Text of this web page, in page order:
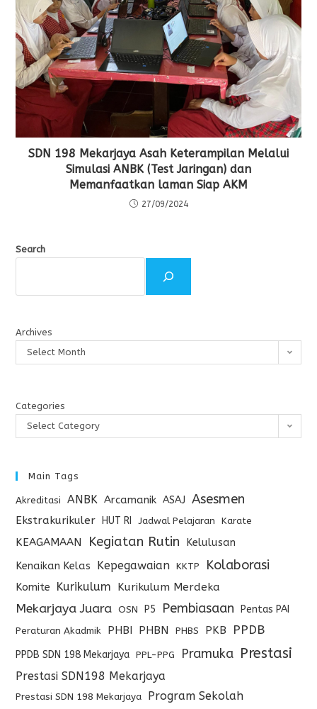
SDN 198 Mekarjaya Asah Keterampilan Melalui
Simulasi ANBK (Test Jaringan) dan
Memanfaatkan laman Siap AKM
27/09/2024
Search
Archives
Select Month
Categories
Select Category
Main Tags
Akreditasi ANBK Arcamanik ASAJ Asesmen
Ekstrakurikuler HUT RI Jadwal Pelajaran Karate
KEAGAMAAN Kegiatan Rutin
Kelulusan
Kenaikan Kelas
Kepegawaian KKTP Kolaborasi
Komite Kurikulum Kurikulum Merdeka
Mekarjaya Juara OSN P5 Pembiasaan Pentas PAI
Peraturan Akadmik PHBI PHBN PHBS PKB PPDB
PPDB SDN 198 Mekarjaya PPL-PPG Pramuka Prestasi
Prestasi SDN198 Mekarjaya
Prestasi SDN 198 Mekarjaya
Program Sekolah